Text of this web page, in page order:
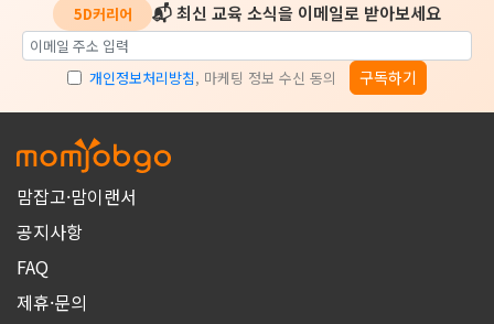
5D커리어 📬 최신 교육 소식을 이메일로 받아보세요
개인정보처리방침, 마케팅 정보 수신 동의 구독하기
맘잡고·맘이랜서
공지사항
FAQ
제휴·문의